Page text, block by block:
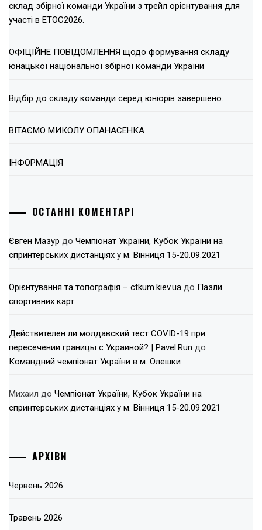
склад збірної команди України з трейл орієнтування для
участі в ЕТОС2026.
ОФІЦІЙНЕ ПОВІДОМЛЕННЯ щодо формування складу
юнацької національної збірної команди України
Відбір до складу команди серед юніорів завершено.
ВІТАЄМО МИКОЛУ ОПАНАСЕНКА
ІНФОРМАЦІЯ
ОСТАННІ КОМЕНТАРІ
Євген Мазур до Чемпіонат України, Кубок України на
спринтерських дистанціях у м. Вінниця 15-20.09.2021
Орієнтування та топографія – ctkum.kiev.ua до Пазли
спортивних карт
Действителен ли молдавский тест COVID-19 при
пересечении границы с Украиной? | Pavel.Run до
Командний чемпіонат України в м. Олешки
Михаил до Чемпіонат України, Кубок України на
спринтерських дистанціях у м. Вінниця 15-20.09.2021
АРХІВИ
Червень 2026
Травень 2026